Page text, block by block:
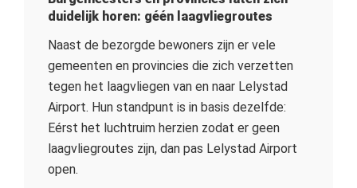
duidelijk horen: géén laagvliegroutes
Naast de bezorgde bewoners zijn er vele
gemeenten en provincies die zich verzetten
tegen het laagvliegen van en naar Lelystad
Airport. Hun standpunt is in basis dezelfde:
Eérst het luchtruim herzien zodat er geen
laagvliegroutes zijn, dan pas Lelystad Airport
open.